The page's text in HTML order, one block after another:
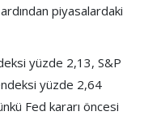
piyasalardaki
yüzde 2,13, S&P
yüzde 2,64
Fed kararı öncesi